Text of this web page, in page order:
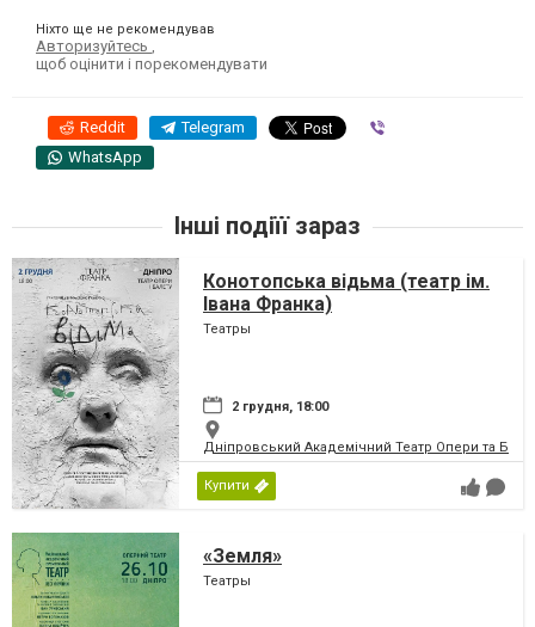
Ніхто ще не рекомендував
Авторизуйтесь
щоб оцінити і порекомендувати
Reddit Telegram
WhatsApp
Інші подіїї зараз
Конотопська відьма (театр ім.
Івана Франка)
Театры
2 грудня, 18:00
Дніпровський Академічний Театр Опери та
Купити
«Земля»
Театры